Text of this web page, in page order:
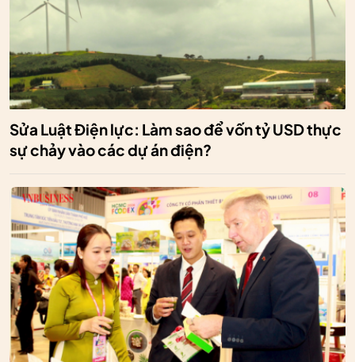
Sửa Luật Điện lực: Làm sao để vốn tỷ USD thực
sự chảy vào các dự án điện?